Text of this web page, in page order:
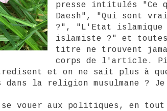
presse intitulés "Ce
Daesh", "Qui sont
?", "L'Etat
islamiste ?" et
titre ne trouvent
corps de l'article.
et on ne sait plus à
la religion musulmane ?
se vouer aux politiques, en